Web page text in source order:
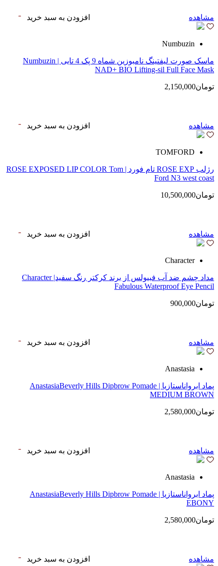
مشاهده افزودن به سبد خرید
Numbuzin
ماسک صورت لیفتینگ نامبوزین شماه 9 پک 4 تایی | Numbuzin
NAD+ BIO Lifting-sil Full Face Mask
تومان2,150,000
مشاهده افزودن به سبد خرید
TOMFORD
رژلب ROSE EXP تام فورد | ROSE EXPOSED LIP COLOR Tom
Ford N3 west coast
تومان10,500,000
مشاهده افزودن به سبد خرید
Character
مداد چشم ضد آب فبیولس از برند کرکتر رنگ سفید| Character
Fabulous Waterproof Eye Pencil
تومان900,000
مشاهده افزودن به سبد خرید
Anastasia
پماد ابرواناستازیا | AnastasiaBeverly Hills Dipbrow Pomade
MEDIUM BROWN
تومان2,580,000
مشاهده افزودن به سبد خرید
Anastasia
پماد ابرواناستازیا | AnastasiaBeverly Hills Dipbrow Pomade
EBONY
تومان2,580,000
مشاهده افزودن به سبد خرید